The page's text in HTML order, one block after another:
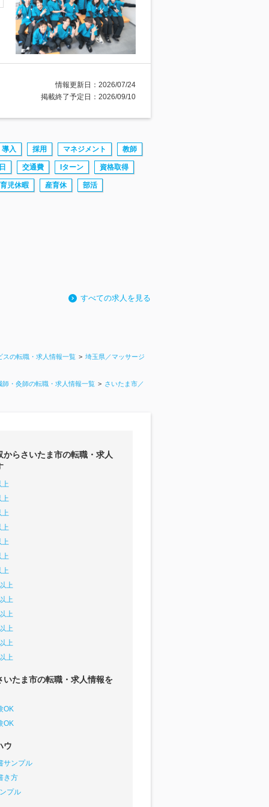
情報更新日：2026/07/24
掲載終了予定日：2026/09/10
導入 採用 マネジメント 教師
交通費 Iターン 資格取得
育児休暇 産育休 部活
すべての求人を見る
スの転職・求人情報一覧 埼玉県／マッサージ
・灸師の転職・求人情報一覧 さいたま市／
からさいたま市の転職・求人
上
上
上
上
上
上
上
上
上
上
上
上
上
いたま市の転職・求人情報を
OK
OK
ウ
サンプル
き方
プル